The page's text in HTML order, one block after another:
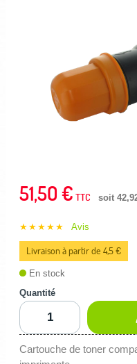
51,50 € TTC soit
★★★★★ Avis
Livraison à partir de 4,5 €
En stock
Quantité
Cartouche de toner